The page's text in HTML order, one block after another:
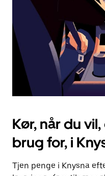
kalenderen.
Kør, når du
brug for, i
Tjen penge i Knysna